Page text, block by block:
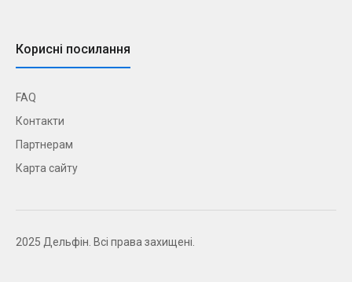
Корисні посилання
FAQ
Контакти
Партнерам
Карта сайту
2025 Дельфін. Всі права захищені.